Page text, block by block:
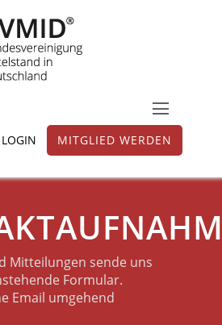
MITGLIED WERDEN
LOGIN
Mitteilungen sende uns
Formular.
Email umgehend